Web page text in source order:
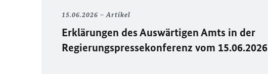
15.06.2026 Artikel
Erklärungen des Auswärtigen Amts in der
Regierungspressekonferenz vom 15.06.2026